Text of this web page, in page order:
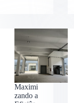
Maximi
zando a